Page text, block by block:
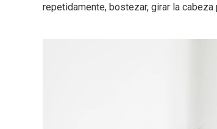
repetidamente, bostezar, girar la